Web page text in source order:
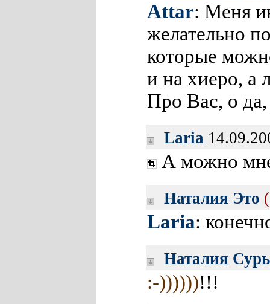
Attar: Меня
желательно
которые
и на хиеро,
Про Вас, о
Laria
А можно
Наталия Это
Laria:
Наталия
:-))))))!!!